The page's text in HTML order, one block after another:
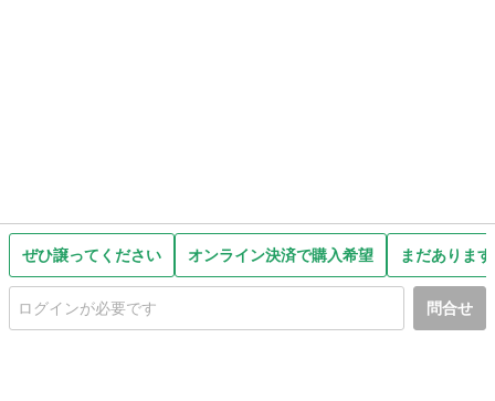
ぜひ譲ってください オンライン決済で購入希望 まだありま
問合せ